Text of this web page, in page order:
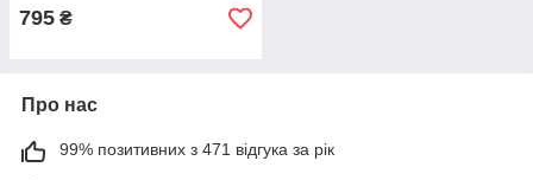
795 ₴
Про нас
99% позитивних з 471 відгука за рік